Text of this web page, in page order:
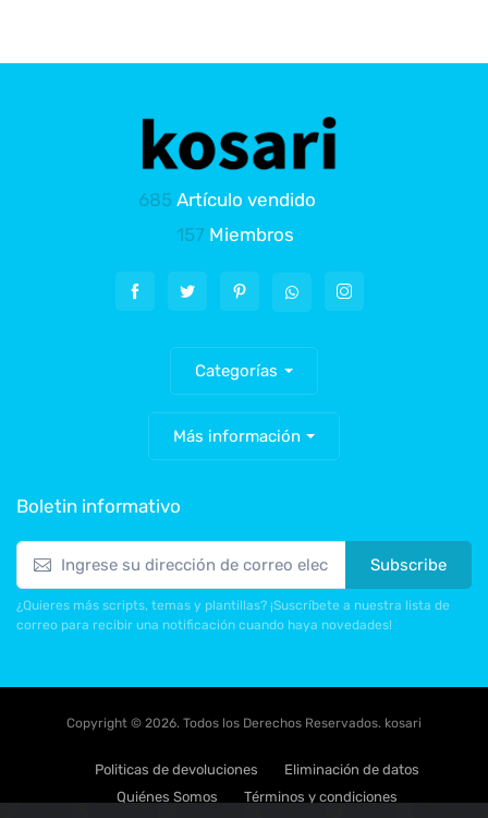
685 Artículo vendido
157 Miembros
Categorías
Más información
Boletin informativo
Subscribe
¿Quieres más scripts, temas y plantillas? ¡Suscríbete a nuestra lista de
correo para recibir una notificación cuando haya novedades!
Copyright © 2026. Todos los Derechos Reservados. kosari
Politicas de devoluciones
Eliminación de datos
Quiénes Somos
Términos y condiciones